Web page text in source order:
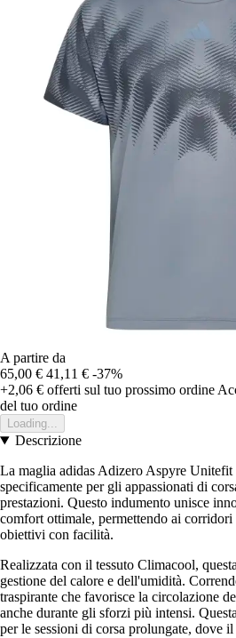
A partire da
65,00 € 41,11 € -37%
+2,06 € offerti sul tuo prossimo ordine
del tuo ordine
Loading...
Descrizione
La maglia adidas Adizero Aspyre Unitefit
specificamente per gli appassionati di
prestazioni. Questo indumento unisce
comfort ottimale, permettendo ai
obiettivi con facilità.
Realizzata con il tessuto Climacool,
gestione del calore e dell'umidità.
traspirante che favorisce la circolazione
anche durante gli sforzi più intensi.
per le sessioni di corsa prolungate, dove